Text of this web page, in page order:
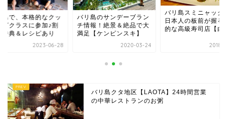
島のサンデーブラン
報！絶景＆絶品で大
【ケンピンスキ】
2020-03-24
バリ島スミニャックで、
日本人の板前が握る本格
的な高級寿司店【白】
2018-08-28
バリ島で、本格的な
キングクラスに参加
引き特典＆レシピあ
2023-
バリ島クタ地区【LAOTA】24時間営業
の中華レストランのお粥